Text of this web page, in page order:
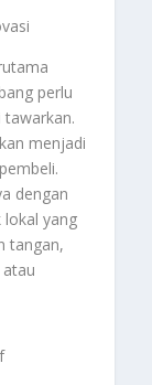
perlu
menjadi
dengan
lokal yang
tangan,